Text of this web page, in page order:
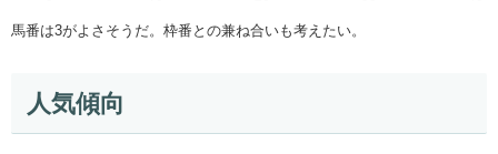
馬番は3がよさそうだ。枠番との兼ね合いも考えたい。
人気傾向